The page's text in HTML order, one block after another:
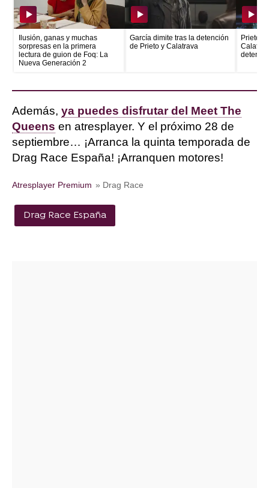
Ilusión, ganas y muchas
sorpresas en la primera
lectura de guion de Foq: La
Nueva Generación 2
García dimite tras la detención
de Prieto y Calatrava
Prieto
Además, ya puedes disfrutar del Meet The
Queens en atresplayer. Y el próximo 28 de
septiembre… ¡Arranca la quinta temporada de
Drag Race España! ¡Arranquen motores!
Atresplayer Premium » Drag Race
Drag Race España